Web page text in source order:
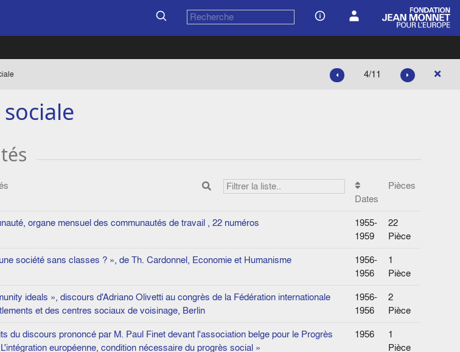
4/11
Dates
Pièces
organe mensuel des communautés de travail , 22 numéros
1955-
1959
22
Pièce
société sans classes ? », de Th. Cardonnel, Economie et Humanisme
1956-
1956
1
Pièce
ideals », discours d'Adriano Olivetti au congrès de la Fédération internationale
et des centres sociaux de voisinage, Berlin
1956-
1956
2
Pièce
du discours prononcé par M. Paul Finet devant l'association belge pour le Progrès
européenne, condition nécessaire du progrès social »
1956
1
Pièce